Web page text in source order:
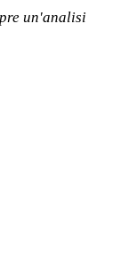
un'analisi